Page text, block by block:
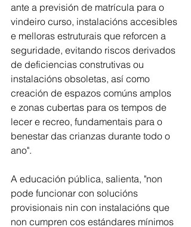
ante a previsión de matrícula para o
vindeiro curso, instalacións accesibles
e melloras estruturais que reforcen a
seguridade, evitando riscos derivados
de deficiencias construtivas ou
instalacións obsoletas, así como
creación de espazos comúns amplos
e zonas cubertas para os tempos de
lecer e recreo, fundamentais para o
benestar das crianzas durante todo o
ano".
A educación pública, salienta, "non
pode funcionar con solucións
provisionais nin con instalacións que
non cumpren cos estándares mínimos